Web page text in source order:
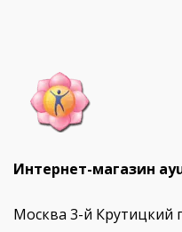
Интернет-магазин
Москва 3-й Крутицкий